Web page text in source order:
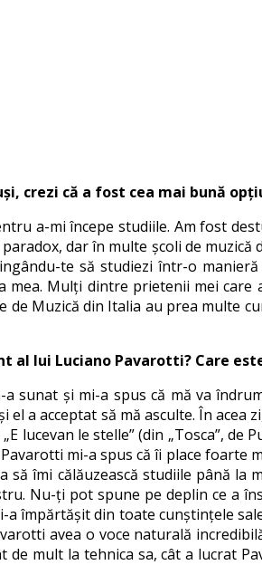
crezi că a fost cea mai bună
a-mi începe studiile. Am fost
dar în multe școli de
te să studiezi într-o
Mulți dintre prietenii mei
de Muzică din Italia au prea
al lui Luciano Pavarotti? Care
a sunat și mi-a spus că mă va
a acceptat să mă asculte. În
lucevan le stelle” (din „Tosca”, de
mi-a spus că îi place foarte
îmi călăuzească studiile până
Nu-ți pot spune pe deplin ce a
împărtășit din toate cunștințele
avea o voce naturală
de mult la tehnica sa, cât a lucrat